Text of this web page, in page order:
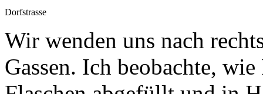
Dorfstrasse
Wir wenden uns nach
Gassen. Ich beobachte,